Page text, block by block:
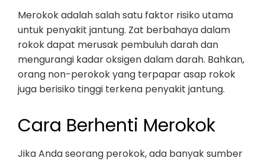
Merokok adalah salah satu faktor risiko utama
untuk penyakit jantung. Zat berbahaya dalam
rokok dapat merusak pembuluh darah dan
mengurangi kadar oksigen dalam darah. Bahkan,
orang non-perokok yang terpapar asap rokok
juga berisiko tinggi terkena penyakit jantung.
Cara Berhenti Merokok
Jika Anda seorang perokok, ada banyak sumber